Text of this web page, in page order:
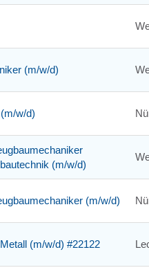
(m/w/d)
w/d)
(m/w/d)
(m/w/d)
(m/w/d) #22122